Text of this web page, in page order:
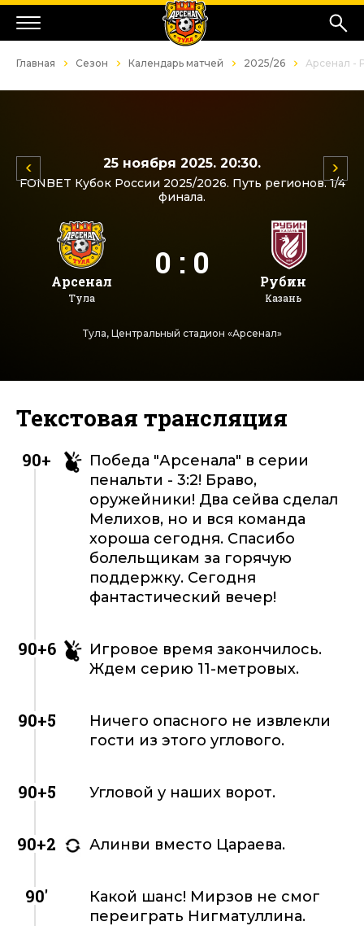
Главная Сезон Календарь матчей 2025/26 Арсенал -
25 ноября 2025. 20:30.
FONBET Кубок России 2025/2026. Путь регионов. 1/4
финала.
Арсенал
Тула
0 : 0 Рубин
Казань
Тула, Центральный стадион «Арсенал»
Текстовая трансляция
90+
Победа "Арсенала" в серии
пенальти - 3:2! Браво,
оружейники! Два сейва сделал
Мелихов, но и вся команда
хороша сегодня. Спасибо
болельщикам за горячую
поддержку. Сегодня
фантастический вечер!
90+6
Игровое время закончилось.
Ждем серию 11-метровых.
90+5
Ничего опасного не извлекли
гости из этого углового.
90+5 Угловой у наших ворот.
90+2 Алинви вместо Цараева.
90'
Какой шанс! Мирзов не смог
переиграть Нигматуллина.